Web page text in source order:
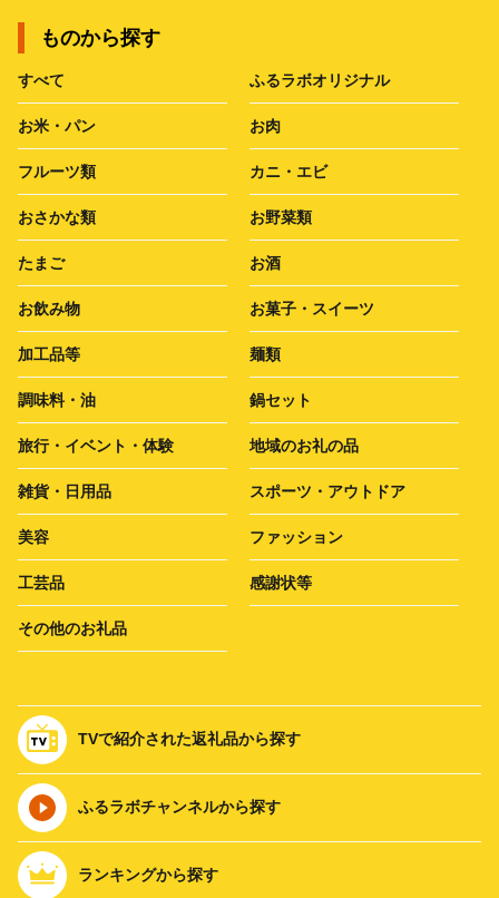
ものから探す
すべて ふるラボオリジナル
お米・パン お肉
フルーツ類 カニ・エビ
おさかな類 お野菜類
たまご お酒
お飲み物 お菓子・スイーツ
加工品等 麺類
調味料・油 鍋セット
旅行・イベント・体験 地域のお礼の品
雑貨・日用品 スポーツ・アウトドア
美容 ファッション
工芸品 感謝状等
その他のお礼品
TVで紹介された返礼品から探す
ふるラボチャンネルから探す
ランキングから探す